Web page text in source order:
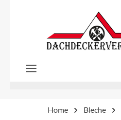
Zum Hauptinhalt springen
Home Bleche